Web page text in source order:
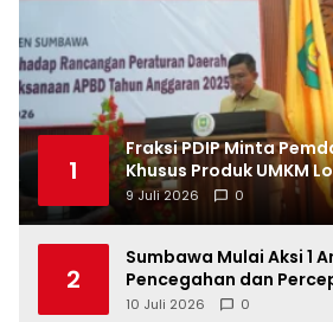
1
Fraksi PDIP Minta
Khusus Produk UMKM
9 Juli 2026 0
2
Sumbawa Mulai Aksi 1
Pencegahan dan
Stunting Tahun 2026
10 Juli 2026 0